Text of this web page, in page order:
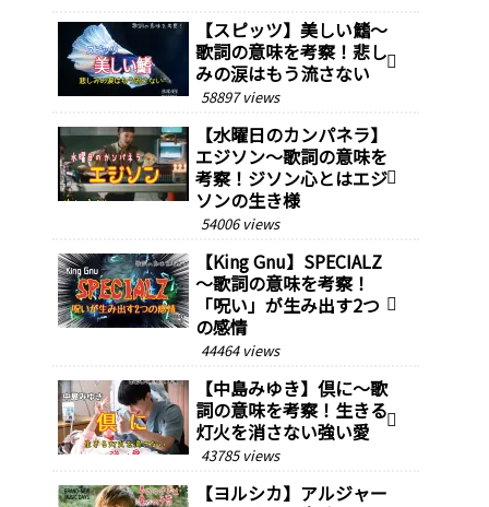
【スピッツ】美しい鰭～
歌詞の意味を考察！悲し
みの涙はもう流さない
58897 views
【水曜日のカンパネラ】
エジソン～歌詞の意味を
考察！ジソン心とはエジ
ソンの生き様￼
54006 views
【King Gnu】SPECIALZ
～歌詞の意味を考察！
「呪い」が生み出す2つ
の感情
44464 views
【中島みゆき】倶に～歌
詞の意味を考察！生きる
灯火を消さない強い愛
43785 views
【ヨルシカ】アルジャー